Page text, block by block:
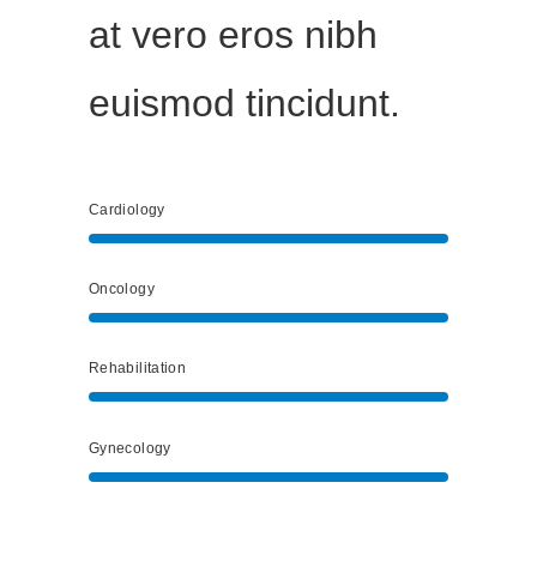
at vero eros nibh
euismod tincidunt.
Cardiology
Oncology
Rehabilitation
Gynecology